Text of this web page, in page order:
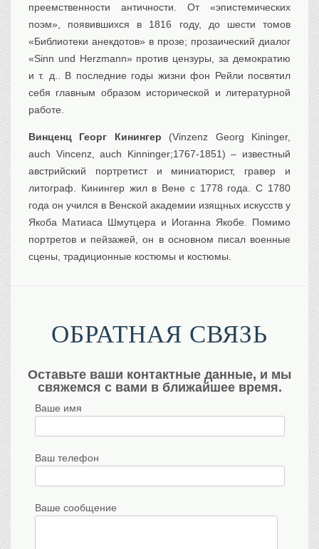
преемственности античности. От «эпистемических
поэм», появившихся в 1816 году, до шести томов
«Библиотеки анекдотов» в прозе; прозаический диалог
«Sinn und Herzmann» против цензуры, за демократию
и т. д.. В последние годы жизни фон Рейли посвятил
себя главным образом исторической и литературной
работе.
Винценц Георг Кинингер (Vinzenz Georg Kininger,
auch Vincenz, auch Kinninger;1767-1851) – известный
австрийский портретист и миниатюрист, гравер и
литограф. Кинингер жил в Вене с 1778 года. С 1780
года он учился в Венской академии изящных искусств у
Якоба Матиаса Шмутцера и Иоганна Якобе. Помимо
портретов и пейзажей, он в основном писал военные
сцены, традиционные костюмы и костюмы.
ОБРАТНАЯ СВЯЗЬ
Оставьте ваши контактные данные, и мы
свяжемся с вами в ближайшее время.
Ваше имя
Ваш телефон
Ваше сообщение